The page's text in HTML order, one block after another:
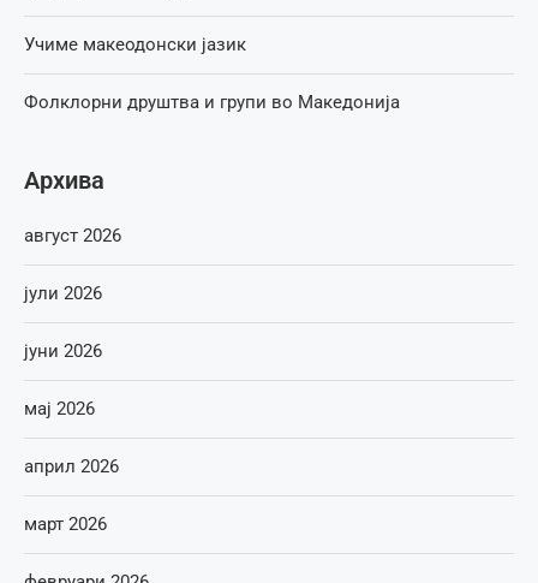
Учиме макеодонски јазик
Фолклорни друштва и групи во Македонија
Архива
август 2026
јули 2026
јуни 2026
мај 2026
април 2026
март 2026